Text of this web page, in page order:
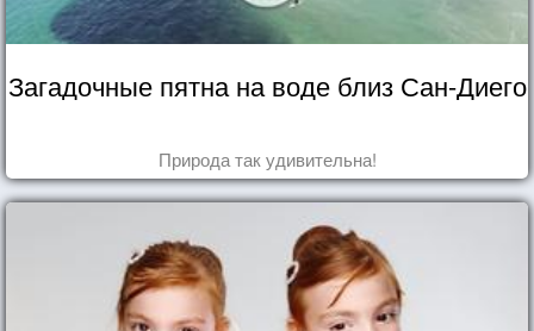
Загадочные пятна на воде близ Сан-Диего
Природа так удивительна!